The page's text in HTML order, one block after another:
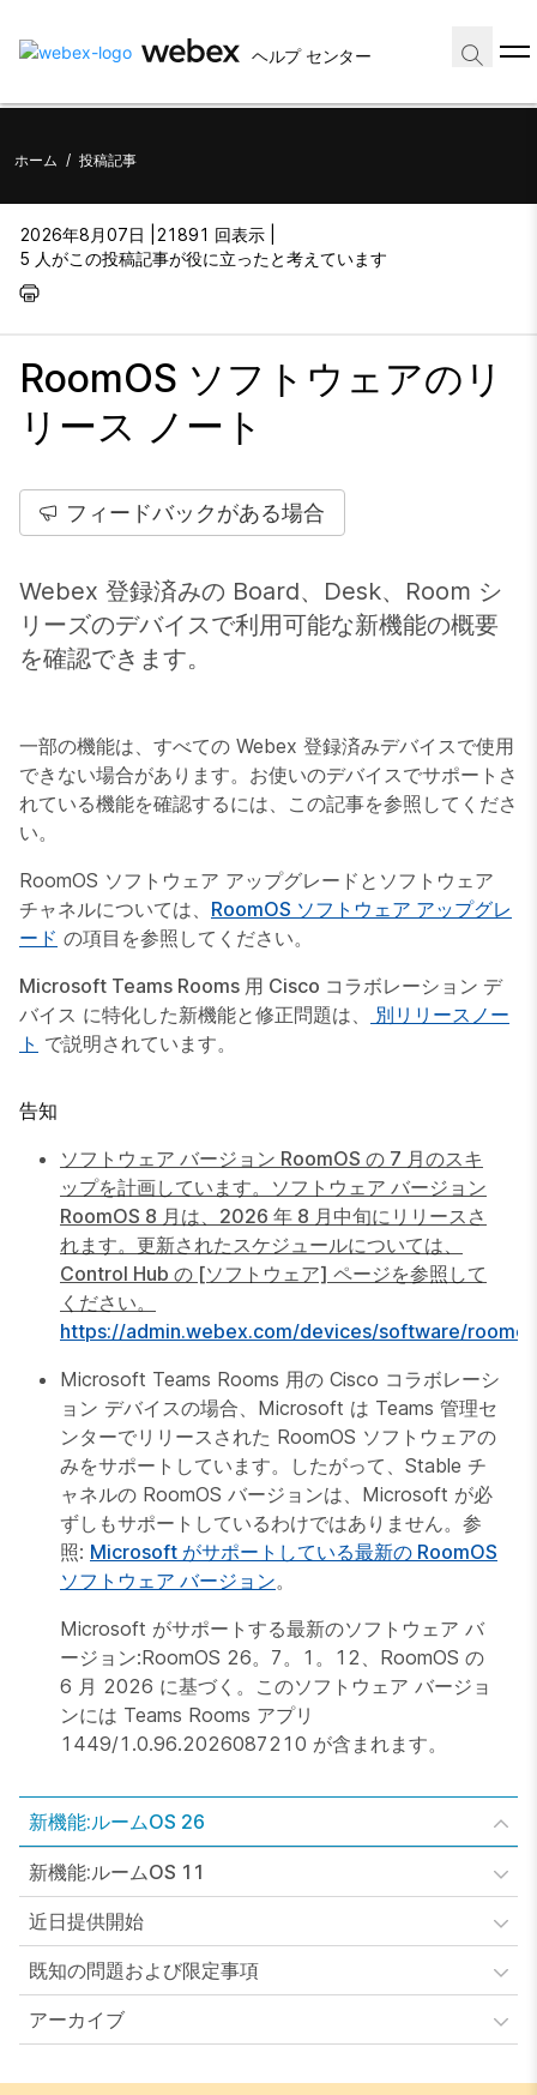
ヘルプ センター
ホーム / 投稿記事
2026年8月07日 |
21891 回表示 |
5 人がこの投稿記事が役に立ったと考えています
RoomOS ソフトウェアのリ
リース ノート
フィードバックがある場合
Webex 登録済みの Board、Desk、Room シ
リーズのデバイスで利用可能な新機能の概要
を確認できます。
一部の機能は、すべての Webex 登録済みデバイスで使用
できない場合があります。お使いのデバイスでサポートさ
れている機能を確認するには、この記事を参照してくださ
い。
RoomOS ソフトウェア アップグレードとソフトウェア
チャネルについては、 RoomOS ソフトウェア アップグレ
ード の項目を参照してください。
Microsoft Teams Rooms 用 Cisco コラボレーション デ
バイス に特化した新機能と修正問題は、
別リリースノー
ト で説明されています。
告知
ソフトウェア バージョン RoomOS の 7 月のスキ
ップを計画しています。ソフトウェア バージョン
RoomOS 8 月は、2026 年 8 月中旬にリリースさ
れます。更新されたスケジュールについては、
Control Hub の [ソフトウェア] ページを参照して
ください。
https://admin.webex.com/devices/software/roomos
Microsoft Teams Rooms 用の Cisco コラボレーシ
ョン デバイスの場合、Microsoft は Teams 管理セ
ンターでリリースされた RoomOS ソフトウェアの
みをサポートしています。したがって、Stable チ
ャネルの RoomOS バージョンは、Microsoft が必
ずしもサポートしているわけではありません。参
照: Microsoft がサポートしている最新の RoomOS
ソフトウェア バージョン。
Microsoft がサポートする最新のソフトウェア バ
ージョン:RoomOS 26。7。1。12、RoomOS の
6 月 2026 に基づく。このソフトウェア バージョ
ンには Teams Rooms アプリ
1449/1.0.96.2026087210 が含まれます。
新機能:ルームOS 26
新機能:ルームOS 11
近日提供開始
既知の問題および限定事項
アーカイブ